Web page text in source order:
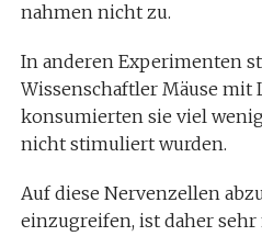
nahmen nicht zu.
In anderen Experimenten
Wissenschaftler Mäuse mit
konsumierten sie viel
nicht stimuliert wurden.
Auf diese Nervenzellen
einzugreifen, ist daher